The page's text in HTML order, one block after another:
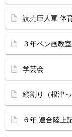
読売巨人軍 体
３年ペン画教室
学芸会
縦割り（根津
６年 連合陸上